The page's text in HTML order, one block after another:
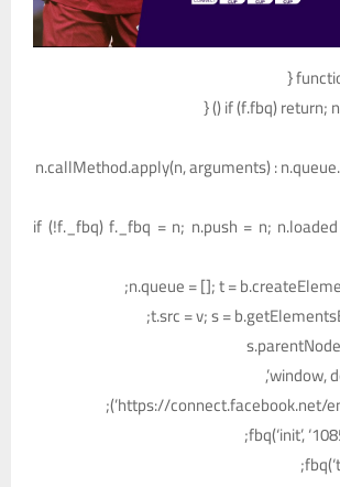
if (f.fbq) return; n
n.callMethod.apply(n, arguments) :
if (!f._fbq) f._fbq = n; n.push = n;
n.queue = []; t =
t.src = v; s =
fbq(‘init’,